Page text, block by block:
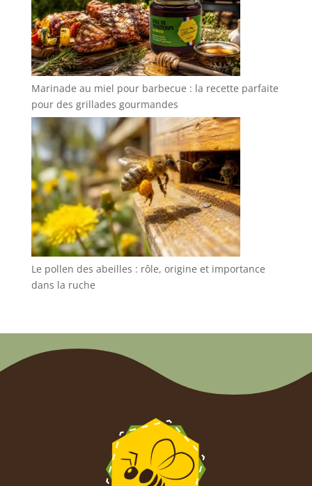
Marinade au miel pour barbecue : la recette parfaite
pour des grillades gourmandes
Le pollen des abeilles : rôle, origine et importance
dans la ruche